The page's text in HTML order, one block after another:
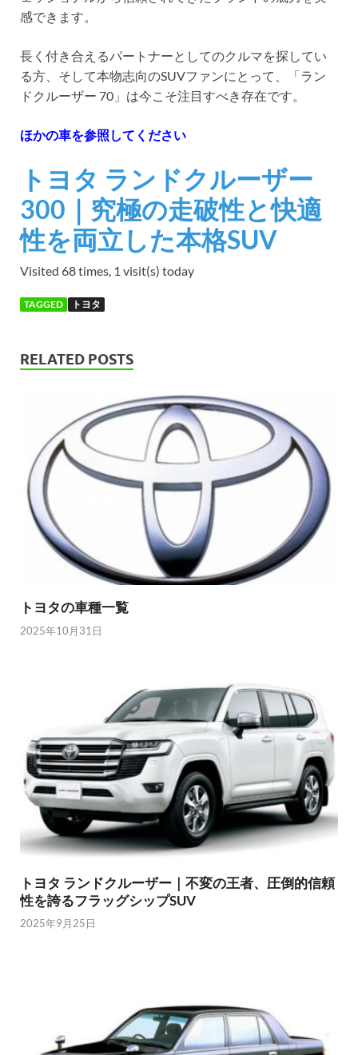
感できます。
長く付き合えるパートナーとしてのクルマを探してい
る方、そして本物志向のSUVファンにとって、「ラン
ドクルーザー 70」は今こそ注目すべき存在です。
ほかの車を参照してください
トヨタ ランドクルーザー
300｜究極の走破性と快適
性を両立した本格SUV
Visited 68 times, 1 visit(s) today
TAGGED トヨタ
RELATED POSTS
トヨタの車種一覧
2025年10月31日
トヨタ ランドクルーザー｜不変の王者、圧倒的信頼
性を誇るフラッグシップSUV
2025年9月25日